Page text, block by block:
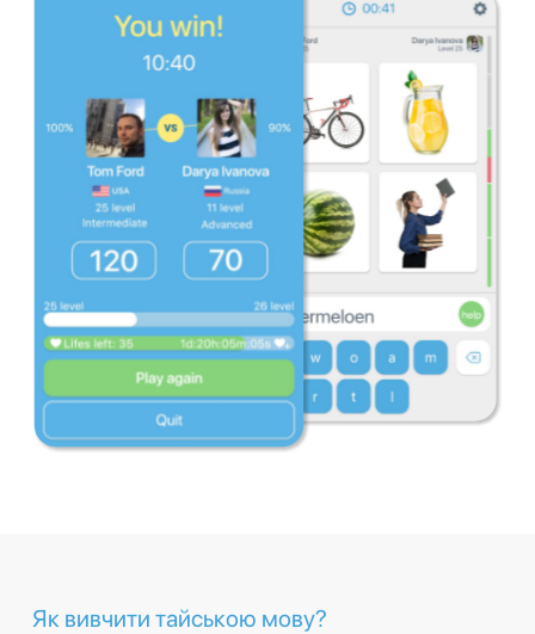
Як вивчити тайською мову?